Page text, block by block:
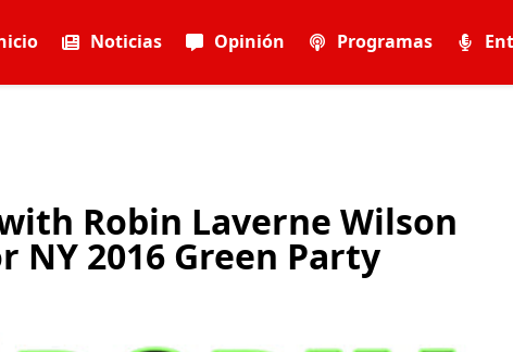
Noticias Opinión Programas
Robin Laverne Wilson
NY 2016 Green Party